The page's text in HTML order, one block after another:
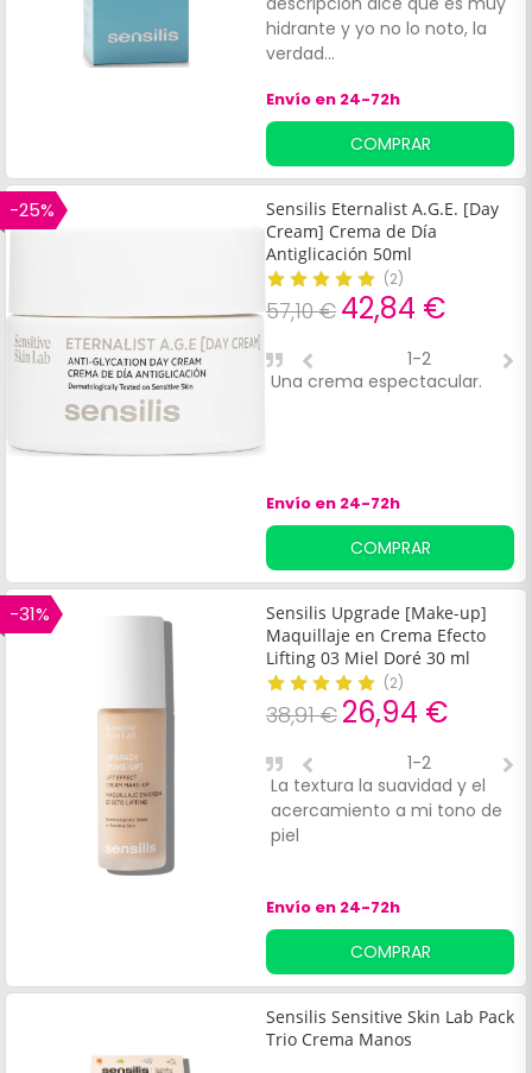
hidrante y yo no lo noto, la
verdad...
Envío en 24-72h
COMPRAR
-25%
Sensilis Eternalist A.G.E. [Day
Cream] Crema de Día
Antiglicación 50ml
(2)
57,10 € 42,84 €
Una crema espectacular.
1-2
Envío en 24-72h
COMPRAR
-31%
Sensilis Upgrade [Make-up]
Maquillaje en Crema Efecto
Lifting 03 Miel Doré 30 ml
(2)
38,91 € 26,94 €
La textura la suavidad y el
acercamiento a mi tono de
piel
1-2
Envío en 24-72h
COMPRAR
Sensilis Sensitive Skin Lab Pack
Trio Crema Manos